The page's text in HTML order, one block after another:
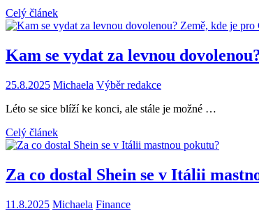
Celý článek
Kam se vydat za levnou
25.8.2025 Michaela Výběr redakce
Léto se sice blíží ke konci, ale stále je možné …
Celý článek
Za co dostal Shein se v Itálii
11.8.2025 Michaela Finance